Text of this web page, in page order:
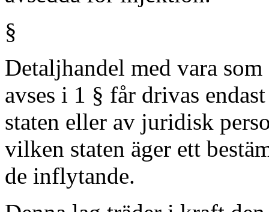
§
Detaljhandel med vara som
avses i 1 § får drivas
staten eller av juridisk
vilken staten äger ett
de inflytande.